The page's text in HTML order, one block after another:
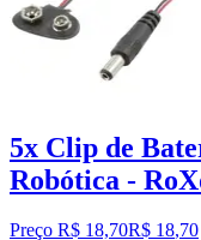
5x Clip de
Robótica -
Preço R$ 18,70R$ 18,70